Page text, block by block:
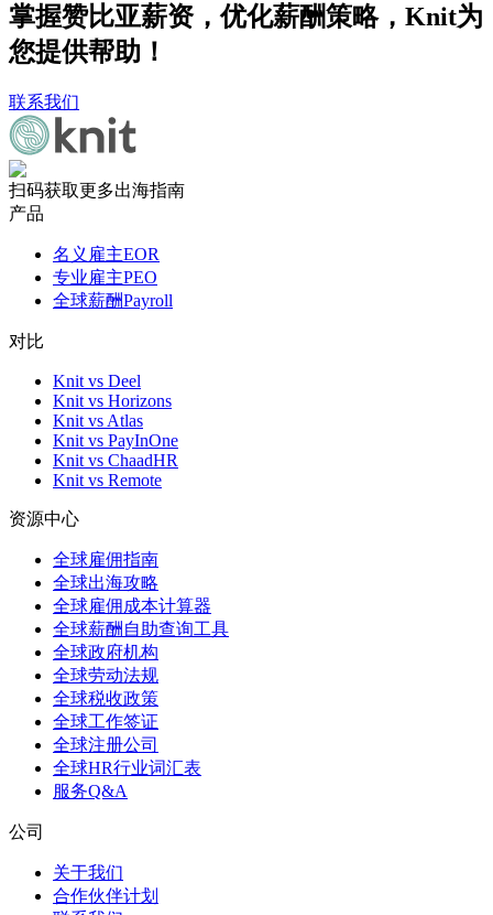
掌握赞比亚薪资，优化薪酬策略，Knit为
您提供帮助！
联系我们
扫码获取更多出海指南
产品
名义雇主EOR
专业雇主PEO
全球薪酬Payroll
对比
Knit vs Deel
Knit vs Horizons
Knit vs Atlas
Knit vs PayInOne
Knit vs ChaadHR
Knit vs Remote
资源中心
全球雇佣指南
全球出海攻略
全球雇佣成本计算器
全球薪酬自助查询工具
全球政府机构
全球劳动法规
全球税收政策
全球工作签证
全球注册公司
全球HR行业词汇表
服务Q&A
公司
关于我们
合作伙伴计划